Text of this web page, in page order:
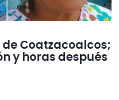
Coatzacoalcos;
y horas después